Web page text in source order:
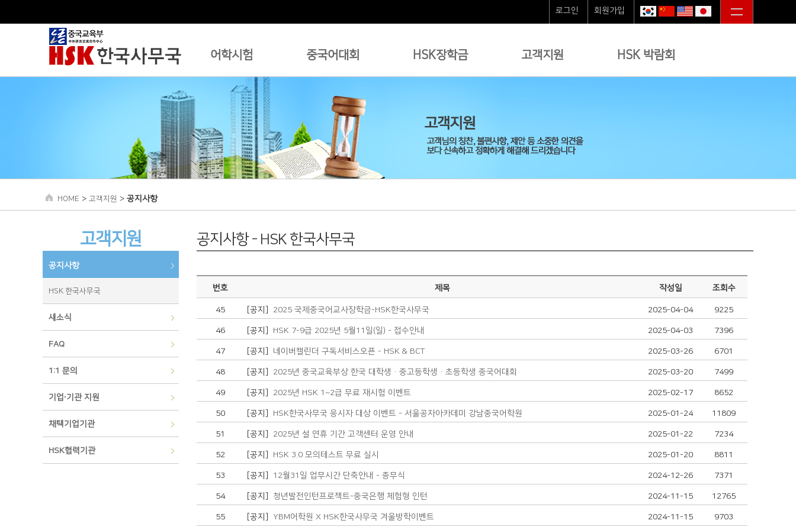
로그인 회원가입
어학시험 중국어대회 HSK장학금 고객지원 HSK 박람회
HOME > 고객지원 > 공지사항
고객지원
공지사항
HSK 한국사무국
새소식
FAQ
1:1 문의
기업∙기관 지원
채택기업기관
HSK협력기관
공지사항 - HSK 한국사무국
번호 제목 작성일 조회수
45 [공지] 2025 국제중국어교사장학금-HSK한국사무국 2025-04-04 9225
46 [공지] HSK 7-9급 2025년 5월11일(일) - 접수안내 2025-04-03 7396
47 [공지] 네이버캘린더 구독서비스오픈 - HSK & BCT 2025-03-26 6701
48 [공지] 2025년 중국교육부상 한국 대학생·중고등학생·초등학생 중국어대회 2025-03-20 7499
49 [공지] 2025년 HSK 1~2급 무료 재시험 이벤트 2025-02-17 8652
50 [공지] HSK한국사무국 응시자 대상 이벤트 - 서울공자아카데미 강남중국어학원 2025-01-24 11809
51 [공지] 2025년 설 연휴 기간 고객센터 운영 안내 2025-01-22 7234
52 [공지] HSK 3.0 모의테스트 무료 실시 2025-01-20 8811
53 [공지] 12월31일 업무시간 단축안내 - 종무식 2024-12-26 7371
54 [공지] 청년발전인턴프로젝트-중국은행 체험형 인턴 2024-11-15 12765
55 [공지] YBM어학원 X HSK한국사무국 겨울방학이벤트 2024-11-15 9703